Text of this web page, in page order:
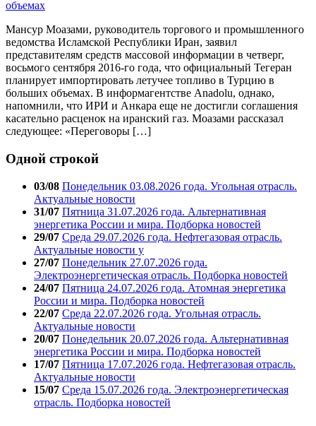
Мансур Моазами, руководитель торгового и промышленного
ведомства Исламской Республики Иран, заявил
представителям средств массовой информации в четверг,
восьмого сентября 2016-го года, что официальный Тегеран
планирует импортировать летучее топливо в Турцию в
больших объемах. В информагентстве Anadolu, однако,
напомнили, что ИРИ и Анкара еще не достигли соглашения
касательно расценок на иранский газ. Моазами рассказал
следующее: «Переговоры […]
Одной строкой
03/08 Понедельник 03.08.2026 года. Угольная отрасль.
Актуальные новости
31/07 Пятница 31.07.2026 года. Альтернативная
энергетика России и мира. Подборка новостей
29/07 Среда 29.07.2026 года. Нефтегазовая отрасль.
Актуальные новости у
27/07 Понедельник 27.07.2026 года.
Электроэнергетическая отрасль. Подборка новостей
24/07 Пятница 24.07.2026 года. Атомная энергетика
России и мира. Подборка новостей
22/07 Среда 22.07.2026 года. Угольная отрасль.
Актуальные новости
20/07 Понедельник 20.07.2026 года. Альтернативная
энергетика России и мира. Подборка новостей
17/07 Пятница 17.07.2026 года. Нефтегазовая отрасль.
Актуальные новости
15/07 Среда 15.07.2026 года. Электроэнергетическая
отрасль. Подборка новостей